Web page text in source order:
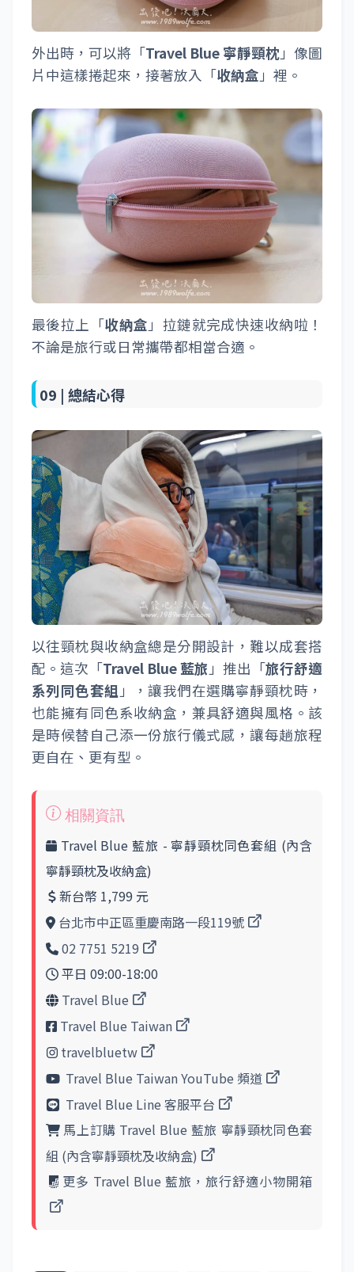
外出時，可以將「Travel Blue 寧靜頸枕」像圖
片中這樣捲起來，接著放入「收納盒」裡。
最後拉上「收納盒」拉鏈就完成快速收納啦！
不論是旅行或日常攜帶都相當合適。
09 |總結心得
以往頸枕與收納盒總是分開設計，難以成套搭
配。這次「Travel Blue 藍旅」推出「旅行舒適
系列同色套組」，讓我們在選購寧靜頸枕時，
也能擁有同色系收納盒，兼具舒適與風格。該
是時候替自己添一份旅行儀式感，讓每趟旅程
更自在、更有型。
Travel Blue 藍旅 - 寧靜頸枕同色套組 (內含
寧靜頸枕及收納盒)
新台幣 1,799 元
台北市中正區重慶南路一段119號
02 7751 5219
平日 09:00-18:00
Travel Blue
Travel Blue Taiwan
travelbluetw
Travel Blue Taiwan YouTube 頻道
Travel Blue Line 客服平台
馬上訂購 Travel Blue 藍旅 寧靜頸枕同色套
組 (內含寧靜頸枕及收納盒)
更多 Travel Blue 藍旅，旅行舒適小物開箱